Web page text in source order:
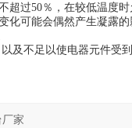
超过50％，在较低温度
可能会偶然产生凝露的
及不足以使电器元件受到